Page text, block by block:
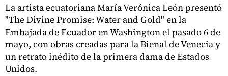
La artista ecuatoriana María Verónica León presentó
"The Divine Promise: Water and Gold" en la
Embajada de Ecuador en Washington el pasado 6 de
mayo, con obras creadas para la Bienal de Venecia y
un retrato inédito de la primera dama de Estados
Unidos.